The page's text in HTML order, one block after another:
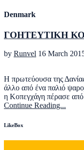
Denmark
ΓΟΗΤΕΥΤΙΚΗ
by Runvel 16 March
Η πρωτεύουσα της
άλλο από ένα παλιό
η Κοπεγχάγη πέρασε από
Continue Reading...
LikeBox